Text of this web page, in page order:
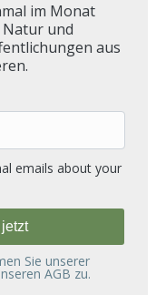
im Monat
Natur und
aus
emails about your
Sie unserer
AGB zu.